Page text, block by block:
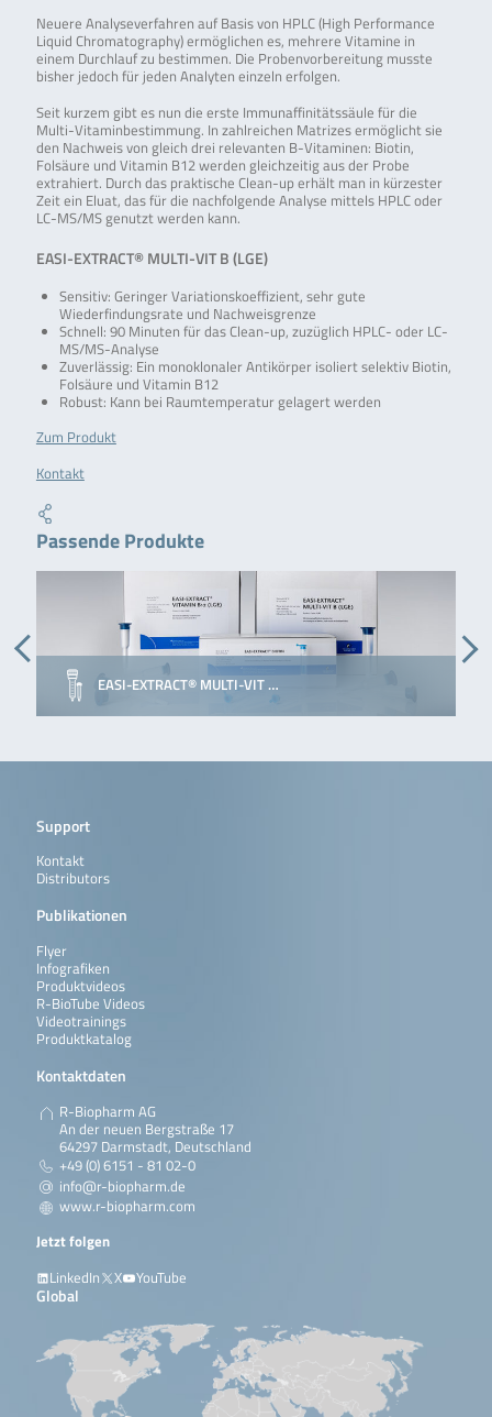
Neuere Analyseverfahren auf Basis von HPLC (High Performance
Liquid Chromatography) ermöglichen es, mehrere Vitamine in
einem Durchlauf zu bestimmen. Die Probenvorbereitung musste
bisher jedoch für jeden Analyten einzeln erfolgen.
Seit kurzem gibt es nun die erste Immunaffinitätssäule für die
Multi-Vitaminbestimmung. In zahlreichen Matrizes ermöglicht sie
den Nachweis von gleich drei relevanten B-Vitaminen: Biotin,
Folsäure und Vitamin B12 werden gleichzeitig aus der Probe
extrahiert. Durch das praktische Clean-up erhält man in kürzester
Zeit ein Eluat, das für die nachfolgende Analyse mittels HPLC oder
LC-MS/MS genutzt werden kann.
EASI-EXTRACT® MULTI-VIT B (LGE)
Sensitiv: Geringer Variationskoeffizient, sehr gute
Wiederfindungsrate und Nachweisgrenze
Schnell: 90 Minuten für das Clean-up, zuzüglich HPLC- oder LC-
MS/MS-Analyse
Zuverlässig: Ein monoklonaler Antikörper isoliert selektiv Biotin,
Folsäure und Vitamin B12
Robust: Kann bei Raumtemperatur gelagert werden
Zum Produkt
Kontakt
Passende Produkte
EASI-EXTRACT® MULTI-VIT …
Support
Kontakt
Distributors
Publikationen
Flyer
Infografiken
Produktvideos
R-BioTube Videos
Videotrainings
Produktkatalog
Kontaktdaten
R-Biopharm AG
An der neuen Bergstraße 17
64297 Darmstadt, Deutschland
+49 (0) 6151 - 81 02-0
info@r-biopharm.de
www.r-biopharm.com
Jetzt folgen
LinkedIn
X YouTube
Global